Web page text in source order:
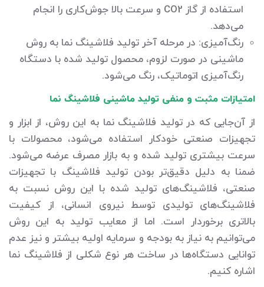
استفاده از گاز CO2 و سرعت بالا جوش‌کاری را انجام
می‌دهد.
رنگ‌آمیزی: در مرحله آخر تولید فلاشینگ نما به روش
ماشینی در صورت لزوم، محصول تولید شده با دستگاه
رنگ‌آمیزی اتوماتیک، رنگ می‌شود.
امتیازات مثبت و منفی تولید ماشینی فلاشینگ نما
از آن‌جایی که در تولید فلاشینگ نما به این روش، از ابزار و
تجهیزات صنعتی خودکار استفاده می‌شود، محصولات با
سرعت بیشتری تولید شده و به بازار مصرف عرضه می‌شود.
ضمنا به دلیل دقیق‌تر بودن تولید فلاشینگ با تجهیزات
صنعتی، فلاشینگ‌های تولید شده با این روش نسبت به
فلاشینگ‌های تولیدی توسط نیروی انسانی، از کیفیت
بالاتری برخوردار است. اما از معایب تولید به این روش
می‌توانیم به نیاز به بودجه و سرمایه اولیه بیشتر و نیز عدم
توانایی دستگاه‌ها در ساخت هر نوع شکلی از فلاشینگ نما
اشاره کنیم.